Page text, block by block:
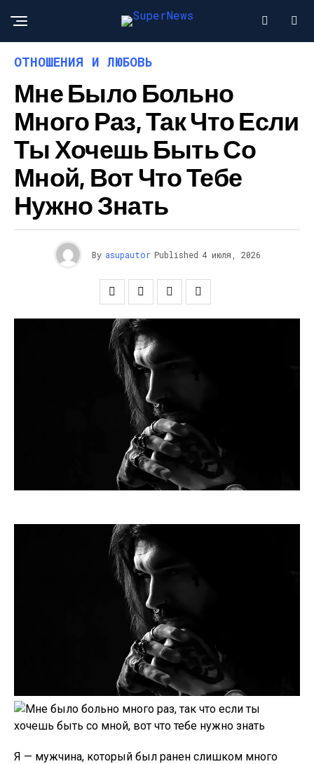
ОТНОШЕНИЯ И ЛЮБОВЬ
Мне Было Больно
Много Раз, Так Что Если
Ты Хочешь Быть Со
Мной, Вот Что Тебе
Нужно Знать
By asupautor Published 4 июля, 2026
Я — мужчина, который был ранен слишком много